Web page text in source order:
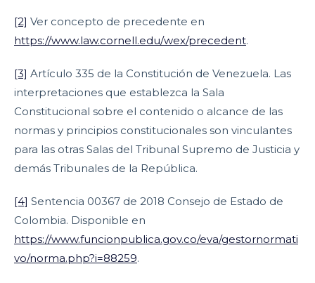
[2] Ver concepto de precedente en
https://www.law.cornell.edu/wex/precedent.
[3] Artículo 335 de la Constitución de Venezuela. Las
interpretaciones que establezca la Sala
Constitucional sobre el contenido o alcance de las
normas y principios constitucionales son vinculantes
para las otras Salas del Tribunal Supremo de Justicia y
demás Tribunales de la República.
[4] Sentencia 00367 de 2018 Consejo de Estado de
Colombia. Disponible en
https://www.funcionpublica.gov.co/eva/gestornormati
vo/norma.php?i=88259.